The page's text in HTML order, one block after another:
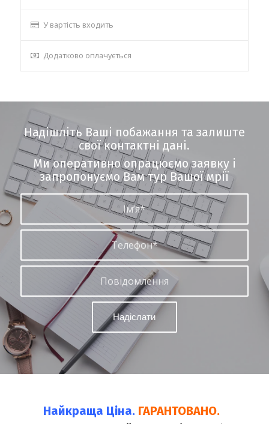
У вартість входить
Додатково оплачується
Надішліть Ваші побажання та залиште
свої контактні дані.
Ми оперативно опрацюємо заявку і
запропонуємо Вам тур Вашої мрії
Найкраща Ціна. ГАРАНТОВАНО.